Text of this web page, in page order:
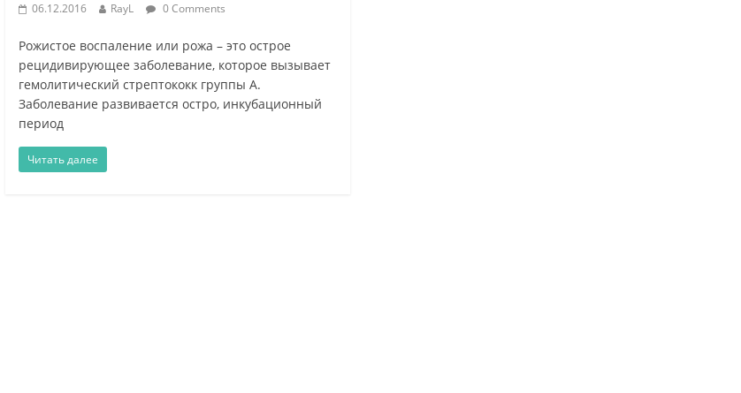
06.12.2016 RayL 0 Comments
Рожистое воспаление или рожа – это острое
рецидивирующее заболевание, которое вызывает
гемолитический стрептококк группы А.
Заболевание развивается остро, инкубационный
период
Читать далее